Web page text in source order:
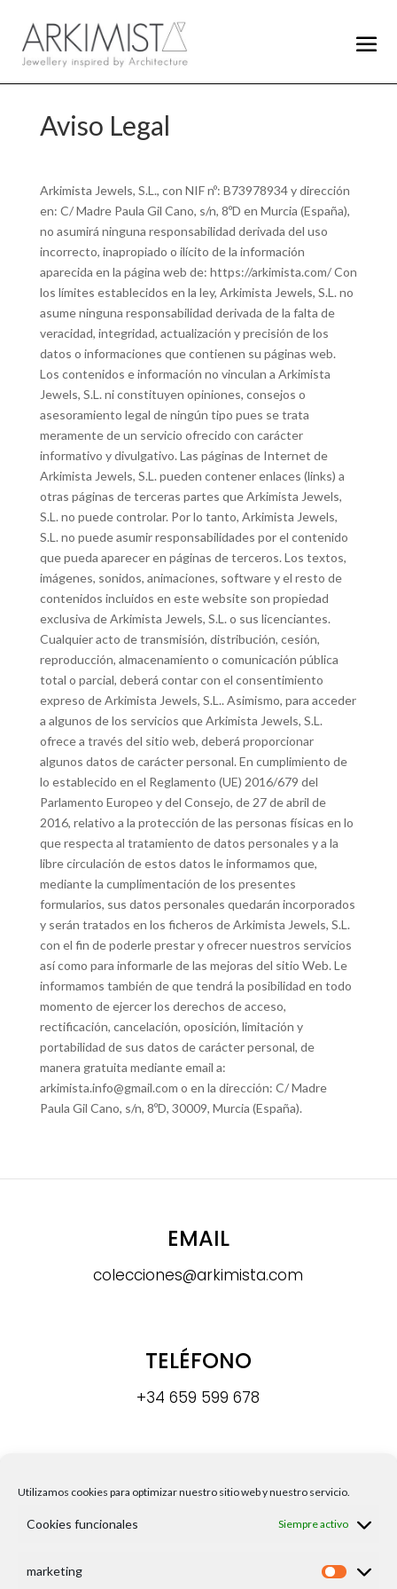
Utilizamos cookies para optimizar nuestro sitio web y nuestro servicio.
Cookies funcionales Siempre activo
marketing
Aviso Legal
Arkimista Jewels, S.L., con NIF nº: B73978934 y dirección
en: C/ Madre Paula Gil Cano, s/n, 8ºD en Murcia (España),
no asumirá ninguna responsabilidad derivada del uso
incorrecto, inapropiado o ilícito de la información
aparecida en la página web de: https://arkimista.com/ Con
los límites establecidos en la ley, Arkimista Jewels, S.L. no
asume ninguna responsabilidad derivada de la falta de
veracidad, integridad, actualización y precisión de los
datos o informaciones que contienen su páginas web.
Los contenidos e información no vinculan a Arkimista
Jewels, S.L. ni constituyen opiniones, consejos o
asesoramiento legal de ningún tipo pues se trata
meramente de un servicio ofrecido con carácter
informativo y divulgativo. Las páginas de Internet de
Arkimista Jewels, S.L. pueden contener enlaces (links) a
otras páginas de terceras partes que Arkimista Jewels,
S.L. no puede controlar. Por lo tanto, Arkimista Jewels,
S.L. no puede asumir responsabilidades por el contenido
que pueda aparecer en páginas de terceros. Los textos,
imágenes, sonidos, animaciones, software y el resto de
contenidos incluidos en este website son propiedad
exclusiva de Arkimista Jewels, S.L. o sus licenciantes.
Cualquier acto de transmisión, distribución, cesión,
reproducción, almacenamiento o comunicación pública
total o parcial, deberá contar con el consentimiento
expreso de Arkimista Jewels, S.L.. Asimismo, para acceder
a algunos de los servicios que Arkimista Jewels, S.L.
ofrece a través del sitio web, deberá proporcionar
algunos datos de carácter personal. En cumplimiento de
lo establecido en el Reglamento (UE) 2016/679 del
Parlamento Europeo y del Consejo, de 27 de abril de
2016, relativo a la protección de las personas físicas en lo
que respecta al tratamiento de datos personales y a la
libre circulación de estos datos le informamos que,
mediante la cumplimentación de los presentes
formularios, sus datos personales quedarán incorporados
y serán tratados en los ficheros de Arkimista Jewels, S.L.
con el fin de poderle prestar y ofrecer nuestros servicios
así como para informarle de las mejoras del sitio Web. Le
informamos también de que tendrá la posibilidad en todo
momento de ejercer los derechos de acceso,
rectificación, cancelación, oposición, limitación y
portabilidad de sus datos de carácter personal, de
manera gratuita mediante email a:
arkimista.info@gmail.com o en la dirección: C/ Madre
Paula Gil Cano, s/n, 8ºD, 30009, Murcia (España).
EMAIL
colecciones@arkimista.com
TELÉFONO
+34 659 599 678
DIRECCIÓN
Calle Madre Paula Gil Cano, s/n8,